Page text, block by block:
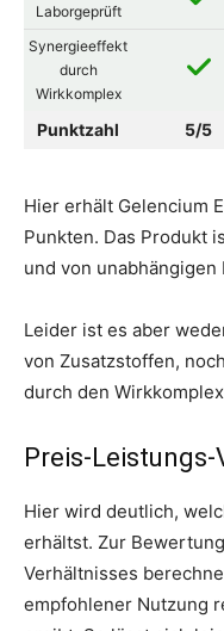
Laborgeprüft
Synergieeffekt
durch
Wirkkomplex
Punktzahl 5/5
Hier erhält Gelencium
Punkten. Das Produkt
und von
Leider ist es aber
von Zusatzstoffen,
durch den
Preis-Leistungs-
Hier wird deutlich,
erhältst. Zur
Verhältnisses
empfohlener Nutzung